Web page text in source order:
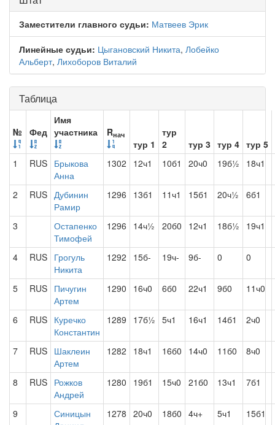
Заместители главного судьи: Матвеев Эрик
Линейные судьи: Цыгановский Никита, Лобейко
Альберт, Лихоборов Виталий
Таблица
№ Фед
Имя
участника
Rнач
тур 1
тур
2
тур 3 тур 4 тур 5
1
RUS Брыкова
Анна
1302 12ч1 10б1 20ч0 19б½ 18ч1
2 RUS Дубинин
Рамир
1296 13б1 11ч1 15б1 20ч½ 6б1
3
Остапенко
Тимофей
1296 14ч½ 20б0 12ч1 18б½ 19ч1
4 RUS Грогуль
Никита
1292 15б- 19ч- 9б- 0 0
5 RUS Пичугин
Артем
1290 16ч0 6б0 22ч1 9б0 11ч0
6 RUS Куречко
Константин
1289 17б½ 5ч1 16ч1 14б1 2ч0
7 RUS Шаклеин
Артем
1282 18ч1 16б0 14ч0 11б0 8ч0
8 RUS Рожков
Андрей
1280 19б1 15ч0 21б0 13ч1 7б1
9
Синицын
1278 20ч0 18б0 4ч+ 5ч1 15б1